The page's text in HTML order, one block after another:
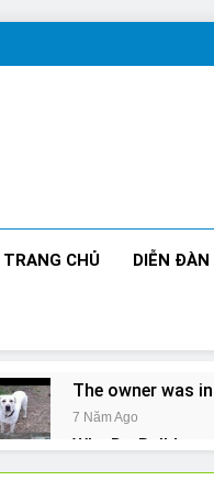
TRANG CHỦ DIỄN ĐÀN
The owner was
7 Năm Ago
Why Do
7 Năm Ago